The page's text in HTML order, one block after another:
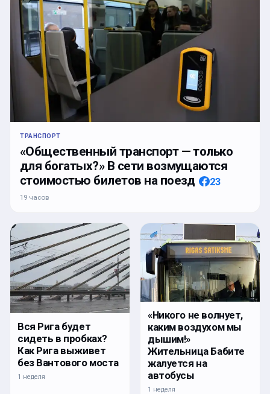
ТРАНСПОРТ
«Общественный транспорт — только
для богатых?» В сети возмущаются
стоимостью билетов на поезд
23
19 часов
Вся Рига будет
сидеть в пробках?
Как Рига выживет
без Вантового моста
1 неделя
«Никого не волнует,
каким воздухом мы
дышим!»
Жительница Бабите
жалуется на
автобусы
1 неделя